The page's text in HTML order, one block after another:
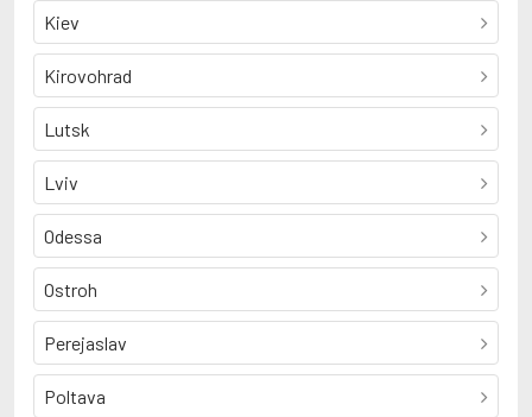
Kiev
Kirovohrad
Lutsk
Lviv
Odessa
Ostroh
Perejaslav
Poltava